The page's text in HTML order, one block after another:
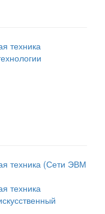
техника
техника (Сети ЭВМ
техника